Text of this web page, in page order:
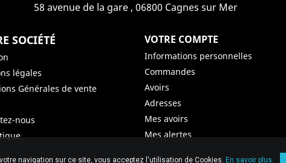
58 avenue de la gare , 06800 Cagnes sur Mer
SOCIÉTÉ
légales
Générales de vente
nous
VOTRE COMPTE
Informations personnelles
Commandes
Avoirs
Adresses
Mes avoirs
Mes alertes
© 2026 Graiet Mehdi & Geelen
navigation sur ce site, vous acceptez l'utilisation de Cookies. En savoir plus.